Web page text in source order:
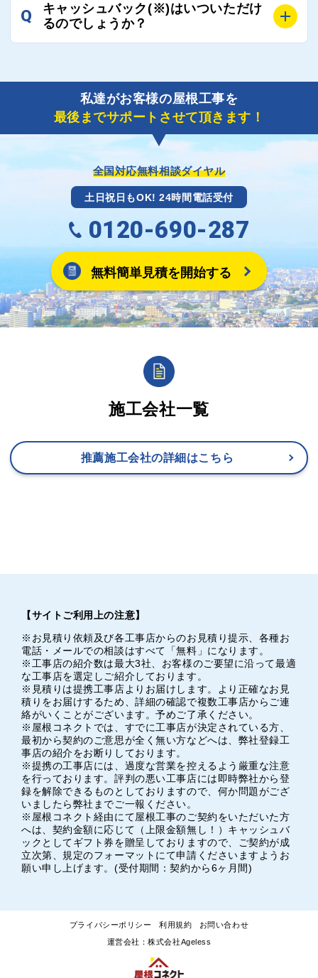
にご協力いたしますので、ご相談ください。可能な限
り期間を短縮できる状況の工事業者を選定させていた
だきます。
風災補償を適用される場合は、専門家による視察と必
Q
キャッシュバック(※)はいついただけ
るのでしょうか？
了しましたら、キャッシュバック(※)申込みフォーム
に各項目を入力いただいた上で送信してください。
その内容を屋根コネクトが確認できた日時から翌月末
までには送付手配させていただきます。
※キャッシュバックの金額は契約金額によって異なり
ます。
私達がお客様の屋根工事を
最後までサポートさせて頂きます！
全国対応無料相談ダイヤル
土日祝日もOK! 24時間電話受付
0120-690-287
無料簡単見積を開始する
施工会社一覧
推薦施工会社の詳細はこちら
【サイトご利用上の注意】
※お見積り依頼及び各工事店からのお見積り提示、各種お
電話・メールでの相談はすべて「無料」になります。
※工事店の紹介数は最大3社、お客様のご要望に沿って最適
な工事店を選定しご紹介しております。
※見積りは提携工事店よりお届けします。より正確なお見
積りをお届けするため、詳細の確認で複数工事店からご連
絡がいくことがございます。予めご了承ください。
※屋根コネクトでは、すでに工事店が決定されている方、
最初から契約のご意思が全く無い方などへは、弊社登録工
事店の紹介をお断りしております。
※提携の工事店には、過度な営業を控えるよう厳重な注意
を行っております。評判の悪い工事店には即時弊社から登
録を解除できるものとしておりますので、何か問題がござ
いましたら弊社までご一報ください。
※屋根コネクト経由にて屋根工事のご契約をいただいた方
へは、契約金額に応じて（上限金額無し！）キャッシュバ
ックとしてギフト券を贈呈しておりますので、ご契約が成
立次第、規定のフォーマットにて申請くださいますようお
願い申し上げます。(受付期間：契約から6ヶ月間)
プライバシーポリシー 利用規約 お問い合わせ
運営会社：株式会社Ageless